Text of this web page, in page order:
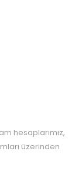
hesaplarımız,
üzerinden